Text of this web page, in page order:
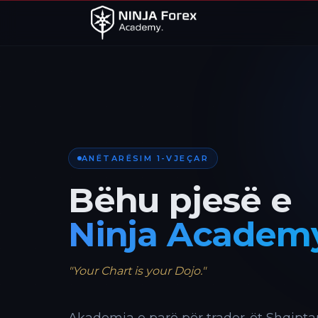
ANËTARËSIM 1-VJEÇAR
Bëhu pjesë e
Ninja
"Your Chart is your Dojo."